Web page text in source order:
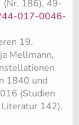
(Nr. 186), 49-
017-0046-
19.
Mellmann,
1840 und
(Studien
Literatur 142),